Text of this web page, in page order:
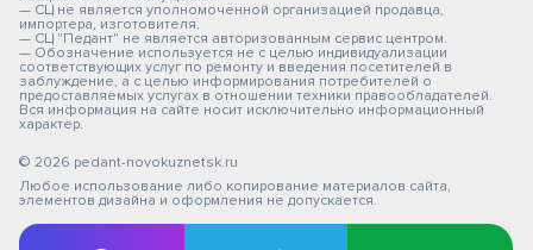
— СЦ не является уполномоченной организацией продавца,
импортера, изготовителя.
— СЦ "Педант" не является авторизованным сервис центром.
— Обозначение используется не с целью индивидуализации
соответствующих услуг по ремонту и введения посетителей в
заблуждение, а с целью информирования потребителей о
предоставляемых услугах в отношении техники правообладателей.
Вся информация на сайте носит исключительно информационный
характер.
© 2026 pedant-novokuznetsk.ru
Любое использование либо копирование материалов сайта,
элементов дизайна и оформления не допускается.